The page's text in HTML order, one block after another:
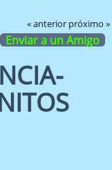
« anterior próximo »
Enviar a un Amigo